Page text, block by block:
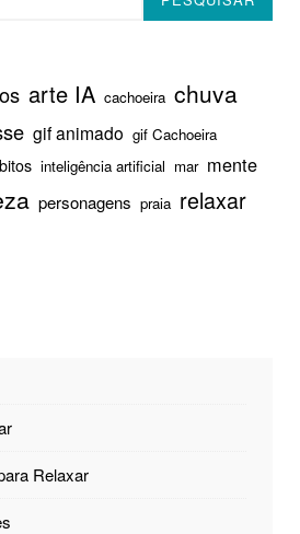
arte IA cachoeira chuva
gif animado gif Cachoeira
inteligência artificial mar mente
personagens praia relaxar
Relaxar